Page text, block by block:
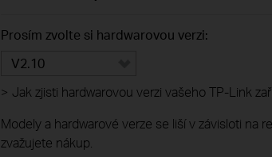
Prosím zvolte si hardwarovou verzi:
V2.10
> Jak zjisti hardwarovou verzi vašeho TP-Link
Modely a hardwarové verze se liší v závisloti na
zvažujete nákup.